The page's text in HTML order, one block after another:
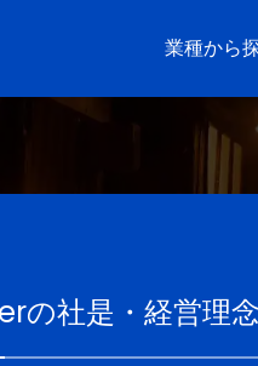
業種から
の社是・経営理